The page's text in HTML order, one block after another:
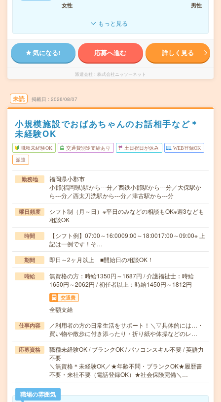
女性
男性
もっと見る
気になる! 応募へ進む 詳しく見る
派遣会社 株式会社ニッソーネット
未読 掲載日 2026/08/07
小規模施設でおばあちゃんのお話相手など＊
未経験OK
職種未経験OK 交通費別途支給あり 土日祝日が休み WEB登録OK
派遣
勤務地
福岡県小郡市
小郡(福岡県)駅から---分／西鉄小郡駅から---分／大保駅か
ら---分／西太刀洗駅から---分／津古駅から---分
曜日頻度
シフト制（月～日）※平日のみなどの相談もOK※週3なども
相談OK
時間
【シフト例】07:00～16:0009:00～18:0017:00～09:00※ 上
記は一例です！そ…
期間 即日～2ヶ月以上 ■開始日の相談OK！
時給
無資格の方：時給1350円～1687円 / 介護福祉士：時給
1650円～2062円 / 初任者以上：時給1450円～1812円
交通費
全額支給
仕事内容
／利用者の方の日常生活をサポート！＼▽具体的には…・
買い物や散歩に付き添ったり・折り紙や体操などのレ…
応募資格
職種未経験OK / ブランクOK / パソコンスキル不要 / 英語力
不要
＼無資格＊未経験OK／★年齢不問・ブランクOK★履歴書
不要・来社不要（電話登録OK）★社会保険完備＼…
職場の雰囲気